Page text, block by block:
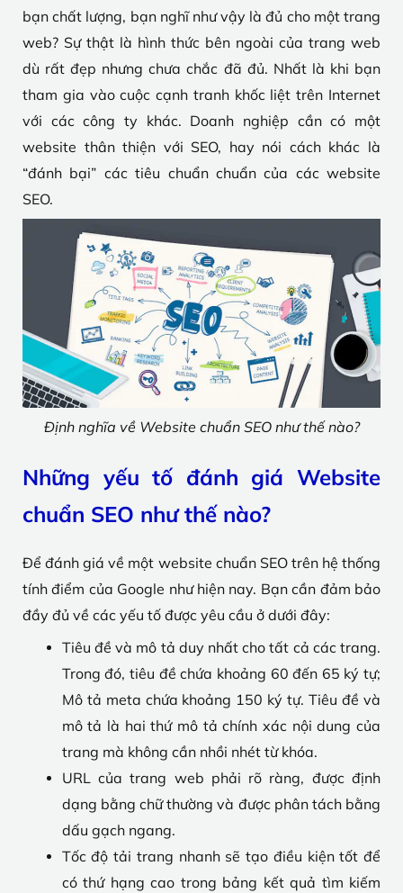
bạn chất lượng, bạn nghĩ như vậy là đủ cho một trang
web? Sự thật là hình thức bên ngoài của trang web
dù rất đẹp nhưng chưa chắc đã đủ. Nhất là khi bạn
tham gia vào cuộc cạnh tranh khốc liệt trên Internet
với các công ty khác. Doanh nghiệp cần có một
website thân thiện với SEO, hay nói cách khác là
“đánh bại” các tiêu chuẩn chuẩn của các website
SEO.
Định nghĩa về Website chuẩn SEO như thế nào?
Những yếu tố đánh giá Website
chuẩn SEO như thế nào?
Để đánh giá về một website chuẩn SEO trên hệ thống
tính điểm của Google như hiện nay. Bạn cần đảm bảo
đầy đủ về các yếu tố được yêu cầu ở dưới đây:
Tiêu đề và mô tả duy nhất cho tất cả các trang.
Trong đó, tiêu đề chứa khoảng 60 đến 65 ký tự;
Mô tả meta chứa khoảng 150 ký tự. Tiêu đề và
mô tả là hai thứ mô tả chính xác nội dung của
trang mà không cần nhồi nhét từ khóa.
URL của trang web phải rõ ràng, được định
dạng bằng chữ thường và được phân tách bằng
dấu gạch ngang.
Tốc độ tải trang nhanh sẽ tạo điều kiện tốt để
có thứ hạng cao trong bảng kết quả tìm kiếm